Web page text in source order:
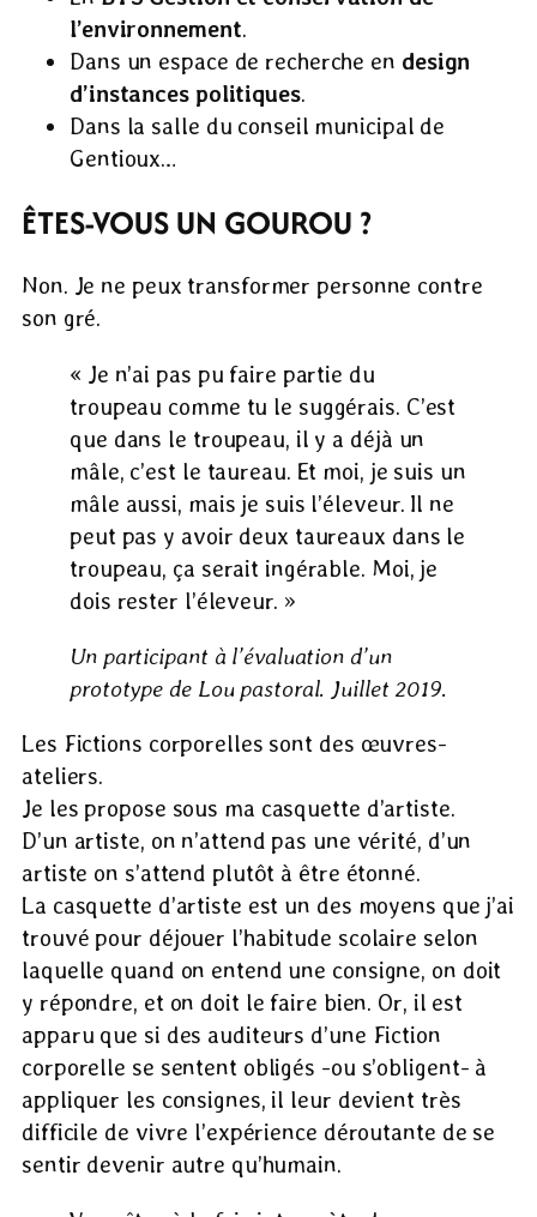
l’environnement.
Dans un espace de recherche en design
d’instances politiques.
Dans la salle du conseil municipal de
Gentioux…
ÊTES-VOUS UN GOUROU ?
Non. Je ne peux transformer personne contre
son gré.
« Je n’ai pas pu faire partie du
troupeau comme tu le suggérais. C’est
que dans le troupeau, il y a déjà un
mâle, c’est le taureau. Et moi, je suis un
mâle aussi, mais je suis l’éleveur. Il ne
peut pas y avoir deux taureaux dans le
troupeau, ça serait ingérable. Moi, je
dois rester l’éleveur. »
Un participant à l’évaluation d’un
prototype de Lou pastoral. Juillet 2019.
Les Fictions corporelles sont des œuvres-
ateliers.
Je les propose sous ma casquette d’artiste.
D’un artiste, on n’attend pas une vérité, d’un
artiste on s’attend plutôt à être étonné.
La casquette d’artiste est un des moyens que j’ai
trouvé pour déjouer l’habitude scolaire selon
laquelle quand on entend une consigne, on doit
y répondre, et on doit le faire bien. Or, il est
apparu que si des auditeurs d’une Fiction
corporelle se sentent obligés -ou s’obligent- à
appliquer les consignes, il leur devient très
difficile de vivre l’expérience déroutante de se
sentir devenir autre qu’humain.